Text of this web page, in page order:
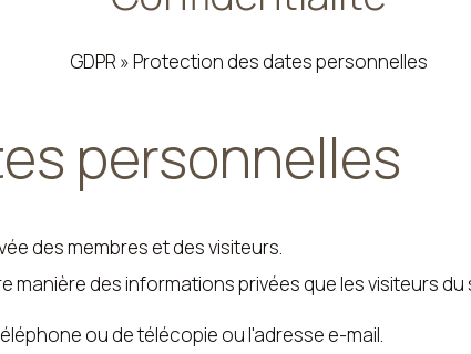
GDPR » Protection des dates personnelles
personnelles
des membres et des visiteurs.
des informations privées que les visiteurs
ou de télécopie ou l'adresse e-mail.